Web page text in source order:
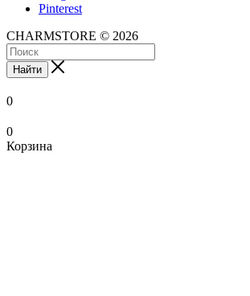
Pinterest
CHARMSTORE © 2026
Найти
0
0
Корзина